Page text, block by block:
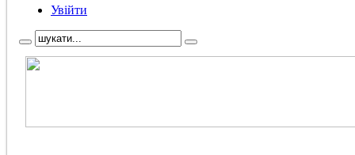
Увійти